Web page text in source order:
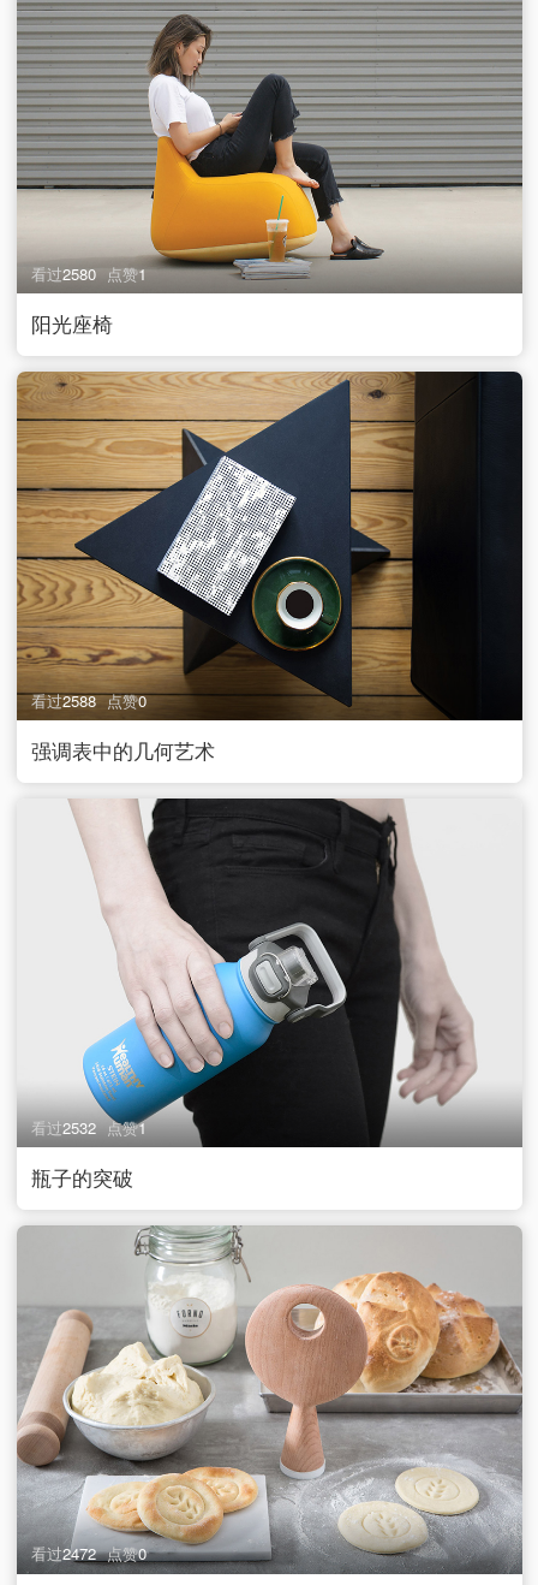
看过2580 点赞1
阳光座椅
看过2588 点赞0
强调表中的几何艺术
看过2532 点赞1
瓶子的突破
看过2472 点赞0